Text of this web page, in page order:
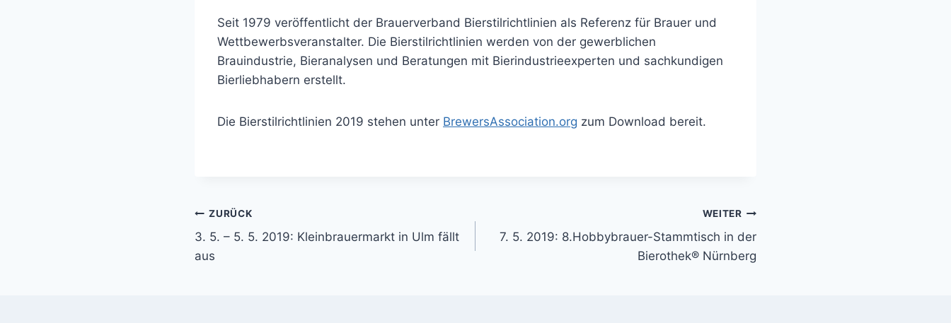
Seit 1979 veröffentlicht der Brauerverband Bierstilrichtlinien als Referenz für Brauer und
Wettbewerbsveranstalter. Die Bierstilrichtlinien werden von der gewerblichen
Brauindustrie, Bieranalysen und Beratungen mit Bierindustrieexperten und sachkundigen
Bierliebhabern erstellt.
Die Bierstilrichtlinien 2019 stehen unter BrewersAssociation.org zum Download bereit.
Beitragsnavigation
ZURÜCK
3. 5. – 5. 5. 2019: Kleinbrauermarkt in Ulm fällt
aus
WEITER
7. 5. 2019: 8.Hobbybrauer-Stammtisch in der
Bierothek® Nürnberg